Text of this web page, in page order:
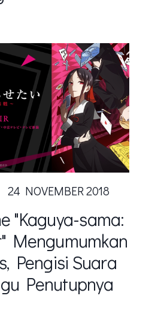
24 NOVEMBER 2018
"Kaguya-sama:
Mengumumkan
Pengisi Suara
Penutupnya